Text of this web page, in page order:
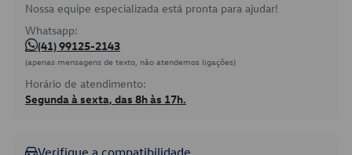
Nossa equipe especializada está pronta para ajudar!
Whatsapp:
(41) 99125-2143
(apenas mensagens de texto, não atendemos ligações)
Horário de atendimento:
Segunda à sexta, das 8h às 17h.
Verifique a compatibilidade